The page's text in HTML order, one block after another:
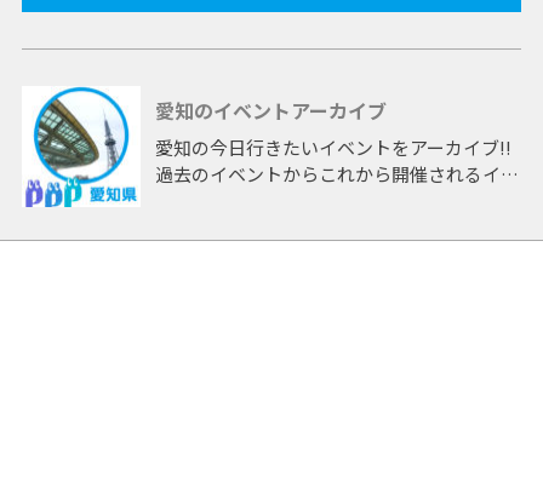
愛知のイベントアーカイブ
愛知の今日行きたいイベントをアーカイブ!!
過去のイベントからこれから開催されるイベ